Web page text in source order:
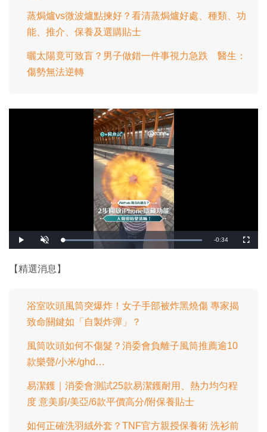
蒸焗爐vs微波爐點揀好？看清蒸焗爐好處、種類、功
能、推介、保養及選購貼士
曬太陽竟可致盲？男子做錯一件事視力急跌 醫生：
傷勢無法逆轉
播
放
開
啟
載
入
0
%
剩
-0:34
全
螢
【精選消息】
浴室吹頭風筒突爆炸！女子手部被炸黑燒傷 專家揭
致命關鍵如「自製炸彈」？
風筒吹頭如何不傷髮？消委會負離子風筒推薦逾10
款樂聲/小米/ghd…
易潔鑊｜消委會測試25款易潔鑊耐用、熱力均匀程
度 意美廚/美亞/6款平價高分/附保養貼士
如何正確洗羽絨外套？TNF官方親授保養術 洗衫前